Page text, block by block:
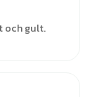
och gult.